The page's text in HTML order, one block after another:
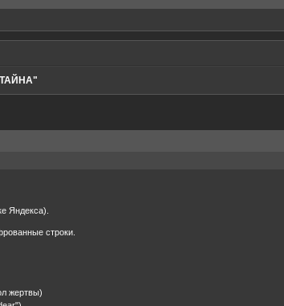
Яндекса).
строки.
жертвы)